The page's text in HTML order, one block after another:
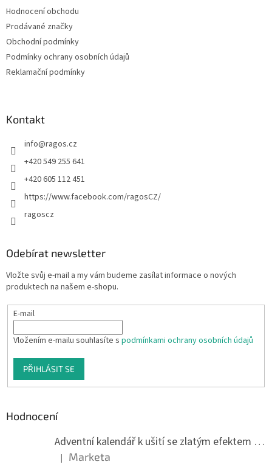
Hodnocení obchodu
Prodávané značky
Obchodní podmínky
Podmínky ochrany osobních údajů
Reklamační podmínky
Kontakt
info@ragos.cz
+420 549 255 641
+420 605 112 451
https://www.facebook.com/ragosCZ/
ragoscz
Odebírat newsletter
Vložte svůj e-mail a my vám budeme zasílat informace o nových
produktech na našem e-shopu.
E-mail
Vložením e-mailu souhlasíte s podmínkami ochrany osobních údajů
PŘIHLÁSIT SE
Hodnocení
Adventní kalendář k ušití se zlatým efektem 042Q
Hodnocení produktu je 5 z 5 hvězdiček.
| Marketa